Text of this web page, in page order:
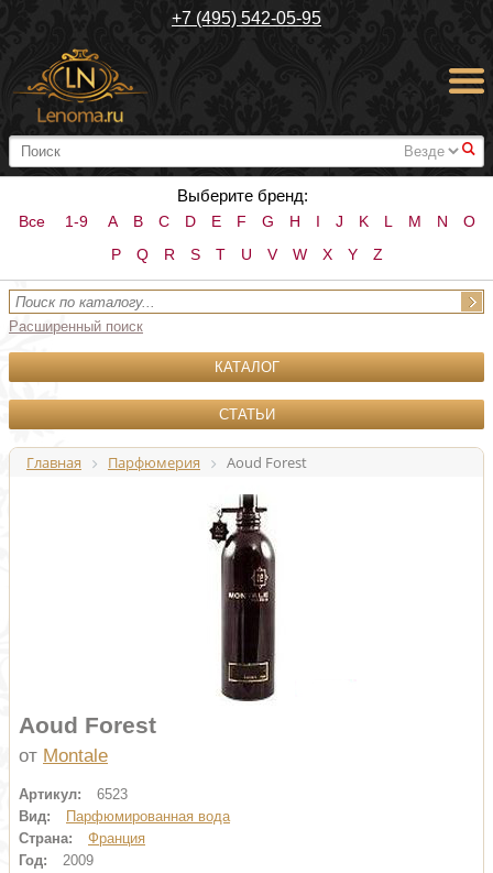
+7 (495) 542-05-95
#
Выберите бренд:
Все 1-9 A B C D E F G H I J K L M N
O
P
Q R S T U V W X Y Z
Расширенный поиск
КАТАЛОГ
СТАТЬИ
Главная Парфюмерия Aoud Forest
Aoud Forest
от Montale
Артикул:
6523
Вид:
Парфюмированная вода
Страна:
Франция
Год:
2009